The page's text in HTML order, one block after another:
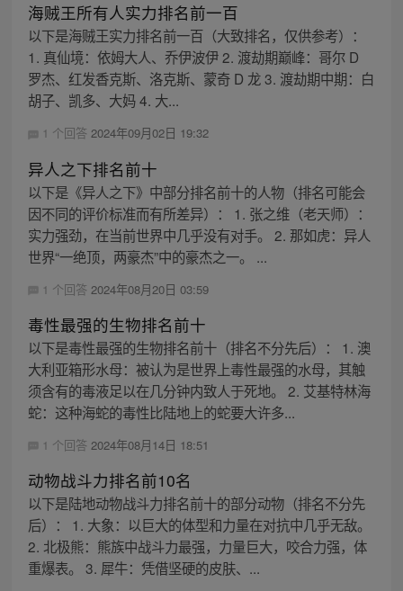
海贼王所有人实力排名前一百
以下是海贼王实力排名前一百（大致排名，仅供参考）：
1. 真仙境：依姆大人、乔伊波伊 2. 渡劫期巅峰：哥尔 D
罗杰、红发香克斯、洛克斯、蒙奇 D 龙 3. 渡劫期中期：白
胡子、凯多、大妈 4. 大...
1 个回答 2024年09月02日 19:32
异人之下排名前十
以下是《异人之下》中部分排名前十的人物（排名可能会
因不同的评价标准而有所差异）： 1. 张之维（老天师）：
实力强劲，在当前世界中几乎没有对手。 2. 那如虎：异人
世界“一绝顶，两豪杰”中的豪杰之一。 ...
1 个回答 2024年08月20日 03:59
毒性最强的生物排名前十
以下是毒性最强的生物排名前十（排名不分先后）： 1. 澳
大利亚箱形水母：被认为是世界上毒性最强的水母，其触
须含有的毒液足以在几分钟内致人于死地。 2. 艾基特林海
蛇：这种海蛇的毒性比陆地上的蛇要大许多...
1 个回答 2024年08月14日 18:51
动物战斗力排名前10名
以下是陆地动物战斗力排名前十的部分动物（排名不分先
后）： 1. 大象：以巨大的体型和力量在对抗中几乎无敌。
2. 北极熊：熊族中战斗力最强，力量巨大，咬合力强，体
重爆表。 3. 犀牛：凭借坚硬的皮肤、...